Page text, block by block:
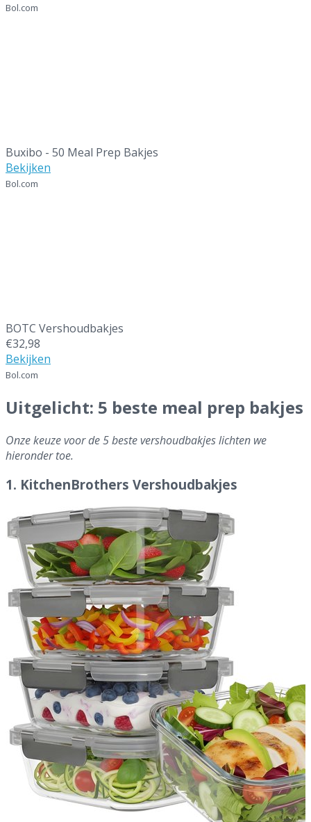
Bol.com
Buxibo - 50 Meal Prep Bakjes
Bekijken
Bol.com
BOTC Vershoudbakjes
€32,98
Bekijken
Bol.com
Uitgelicht: 5 beste meal prep bakjes
Onze keuze voor de 5 beste vershoudbakjes lichten we
hieronder toe.
1. KitchenBrothers Vershoudbakjes